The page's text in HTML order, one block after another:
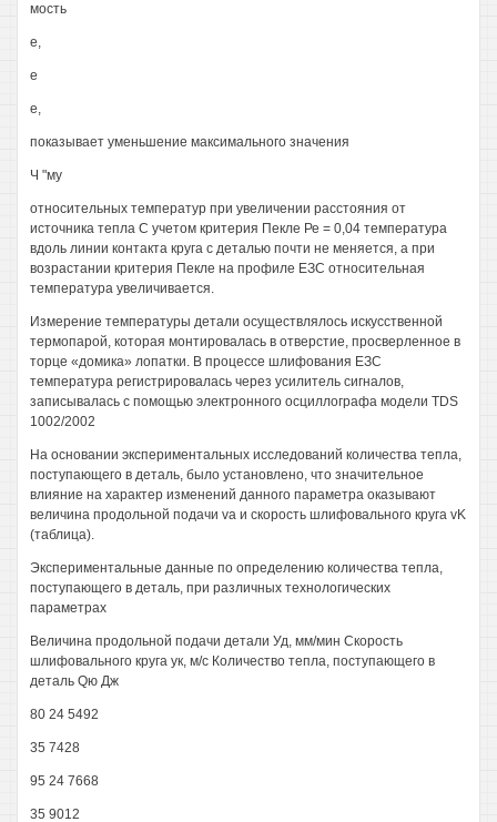
мость
е,
е
е,
показывает уменьшение максимального значения
Ч "му
относительных температур при увеличении расстояния от
источника тепла С учетом критерия Пекле Ре = 0,04 температура
вдоль линии контакта круга с деталью почти не меняется, а при
возрастании критерия Пекле на профиле ЕЗС относительная
температура увеличивается.
Измерение температуры детали осуществлялось искусственной
термопарой, которая монтировалась в отверстие, просверленное в
торце «домика» лопатки. В процессе шлифования ЕЗС
температура регистрировалась через усилитель сигналов,
записывалась с помощью электронного осциллографа модели TDS
1002/2002
На основании экспериментальных исследований количества тепла,
поступающего в деталь, было установлено, что значительное
влияние на характер изменений данного параметра оказывают
величина продольной подачи va и скорость шлифовального круга vK
(таблица).
Экспериментальные данные по определению количества тепла,
поступающего в деталь, при различных технологических
параметрах
Величина продольной подачи детали Уд, мм/мин Скорость
шлифовального круга ук, м/с Количество тепла, поступающего в
деталь Qю Дж
80 24 5492
35 7428
95 24 7668
35 9012